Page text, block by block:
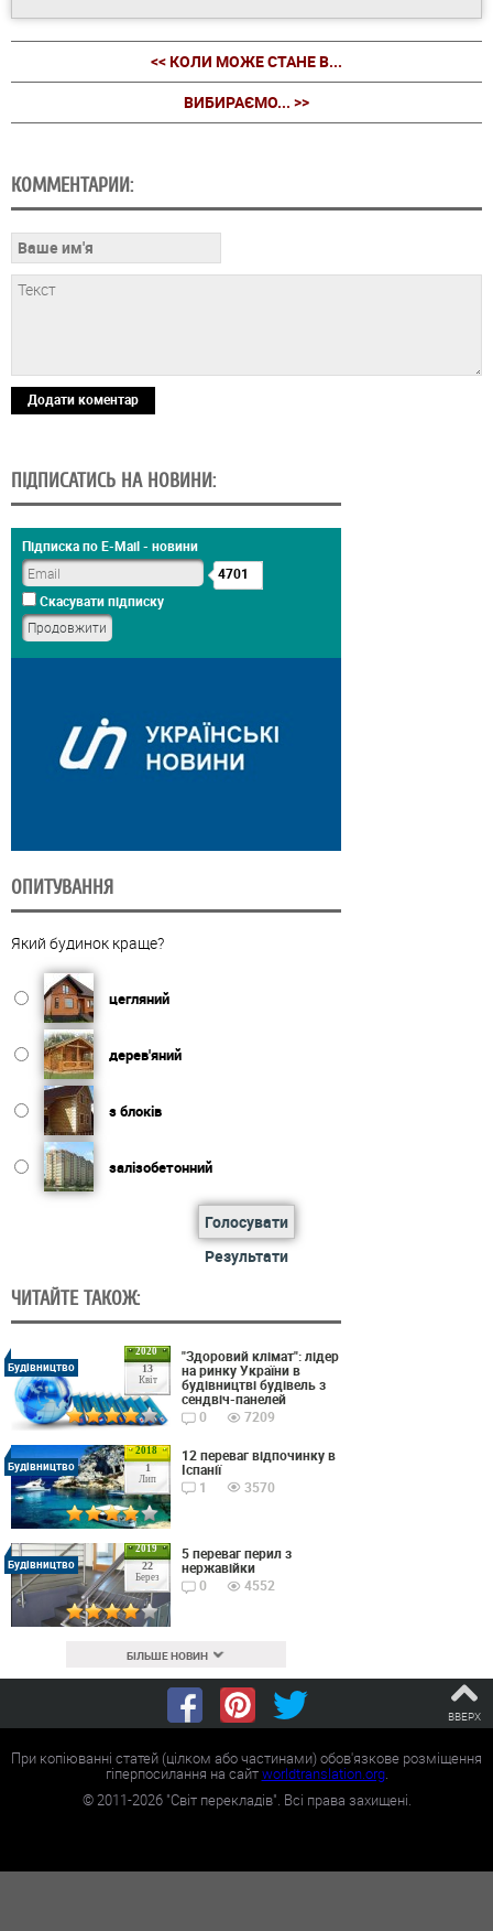
<< КОЛИ МОЖЕ СТАНЕ В...
ВИБИРАЄМО... >>
КОММЕНТАРИИ:
Додати коментар
ПІДПИСАТИСЬ НА НОВИНИ:
Підписка по E-Mail - новини
4701
Скасувати підписку
ОПИТУВАННЯ
Який будинок краще?
цегляний
дерев'яний
з блоків
залізобетонний
Голосувати
Результати
ЧИТАЙТЕ ТАКОЖ:
2020
13
Квіт
Будівництво
"Здоровий клімат": лідер
на ринку України в
будівництві будівель з
сендвіч-панелей
0
7209
2018
1
Лип
Будівництво
12 переваг відпочинку в
Іспанії
1
3570
2019
22
Берез
Будівництво
5 переваг перил з
нержавійки
0
4552
БІЛЬШЕ НОВИН
ВВЕРХ
При копіюванні статей (цілком або частинами) обов'язкове розміщення
гіперпосилання на сайтworldtranslation.org.
©2011-2026"Світ перекладів". Всі права захищені.